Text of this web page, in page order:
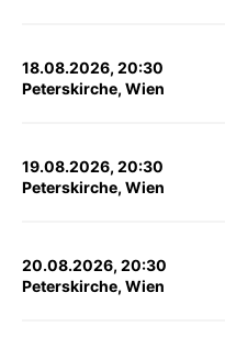
18.08.2026, 20:30
Peterskirche, Wien
19.08.2026, 20:30
Peterskirche, Wien
20.08.2026, 20:30
Peterskirche, Wien